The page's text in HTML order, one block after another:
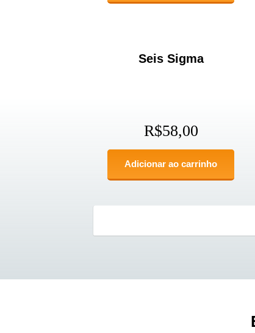
Seis Sigma
R$58,00
Adicionar ao carrinho